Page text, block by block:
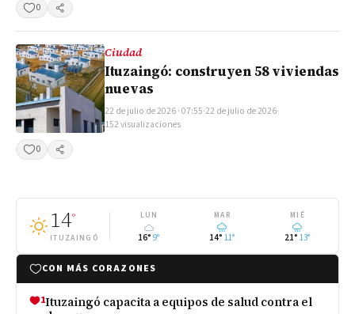
0
Compartir
Ciudad
Ituzaingó: construyen 58 viviendas
nuevas
22 de julio de 2026 · 07:55·22 de julio de 2026·
152 visualizaciones
0
Compartir
14°
ITUZAINGÓ
LUN
16° 9°
MAR
14° 11°
MIÉ
21° 13°
CON MÁS CORAZONES
1Ituzaingó capacita a equipos de salud contra el